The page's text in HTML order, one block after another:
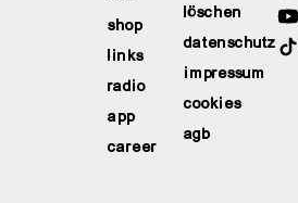
shop
links
radio
app
career
löschen
datenschutz
impressum
cookies
agb